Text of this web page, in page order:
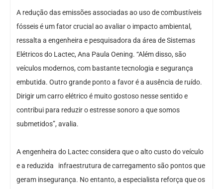
A redução das emissões associadas ao uso de combustíveis
fósseis é um fator crucial ao avaliar o impacto ambiental,
ressalta a engenheira e pesquisadora da área de Sistemas
Elétricos do Lactec, Ana Paula Oening. “Além disso, são
veículos modernos, com bastante tecnologia e segurança
embutida. Outro grande ponto a favor é a ausência de ruído.
Dirigir um carro elétrico é muito gostoso nesse sentido e
contribui para reduzir o estresse sonoro a que somos
submetidos”, avalia.
A engenheira do Lactec considera que o alto custo do veículo
e a reduzida infraestrutura de carregamento são pontos que
geram insegurança. No entanto, a especialista reforça que os